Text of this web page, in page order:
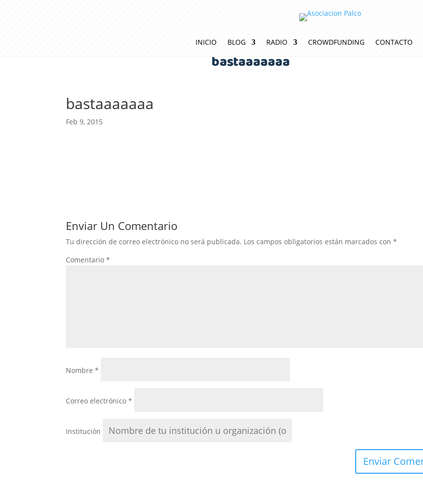
INICIO BLOG RADIO CROWDFUNDING CONTACTO
bastaaaaaaa
bastaaaaaaa
Feb 9, 2015
Enviar Un Comentario
Tu dirección de correo electrónico no será publicada. Los campos obligatorios están marcados con*
Comentario*
Nombre*
Correo electrónico*
Institución